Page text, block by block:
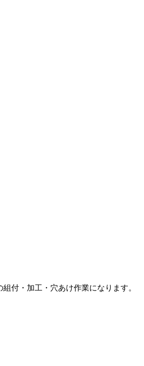
付・加工・穴あけ作業になります。